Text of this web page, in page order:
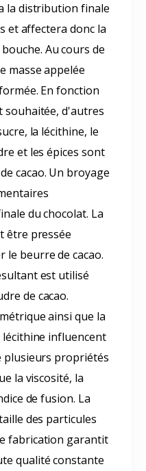
la distribution finale
et affectera donc la
Au cours de
masse appelée
En fonction
souhaitée, d'autres
la lécithine, le
et les épices sont
cacao. Un broyage
du chocolat. La
être pressée
le beurre de cacao.
est utilisé
de cacao.
ainsi que la
influencent
plusieurs propriétés
la viscosité, la
de fusion. La
des particules
fabrication garantit
qualité constante